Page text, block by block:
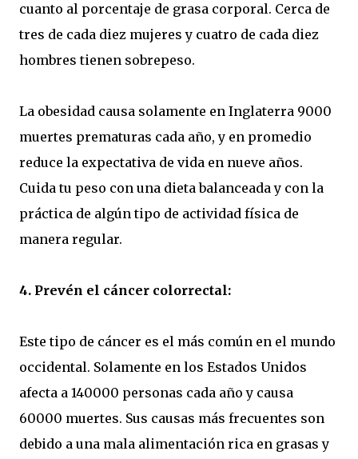
cuanto al porcentaje de grasa corporal. Cerca de
tres de cada diez mujeres y cuatro de cada diez
hombres tienen sobrepeso.
La obesidad causa solamente en Inglaterra 9000
muertes prematuras cada año, y en promedio
reduce la expectativa de vida en nueve años.
Cuida tu peso con una dieta balanceada y con la
práctica de algún tipo de actividad física de
manera regular.
4. Prevén el cáncer colorrectal:
Este tipo de cáncer es el más común en el mundo
occidental. Solamente en los Estados Unidos
afecta a 140000 personas cada año y causa
60000 muertes. Sus causas más frecuentes son
debido a una mala alimentación rica en grasas y